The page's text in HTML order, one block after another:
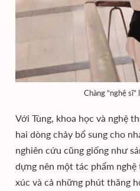
Chàng “nghệ sĩ”
Với Tùng, khoa học và nghệ
hai dòng chảy bổ sung cho
nghiên cứu cũng giống như
dựng nên một tác phẩm
xúc và cả những phút thăng